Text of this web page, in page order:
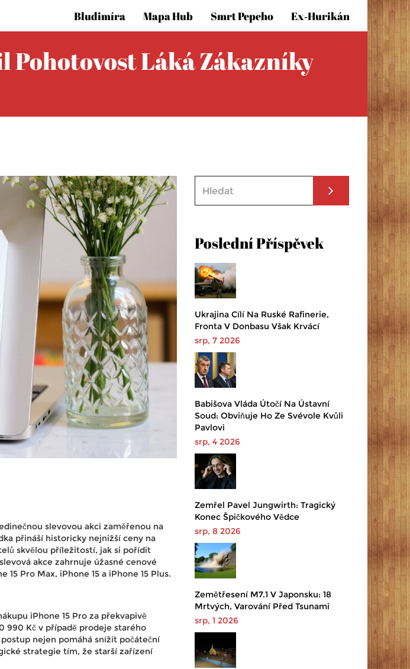
Bludimíra Mapa Hub Smrt Pepeho Ex‑hurikán
Pohotovost Láká Zákazníky
slevovou akci zaměřenou na
přináší historicky nejnižší ceny na
skvělou příležitostí, jak si pořídit
akce zahrnuje úžasné cenové
Pro Max, iPhone 15 a iPhone 15 Plus.
iPhone 15 Pro za překvapivě
990 Kč v případě prodeje starého
nejen pomáhá snížit počáteční
strategie tím, že starší zařízení
Poslední Příspěvek
Ukrajina Cílí Na Ruské Rafinerie,
Fronta V Donbasu Však Krvácí
srp, 7 2026
Babišova Vláda Útočí Na Ústavní
Soud: Obviňuje Ho Ze Svévole Kvůli
Pavlovi
srp, 4 2026
Zemřel Pavel Jungwirth: Tragický
Konec Špičkového Vědce
srp, 8 2026
Zemětřesení M7.1 V Japonsku: 18
Mrtvých, Varování Před Tsunami
srp, 1 2026